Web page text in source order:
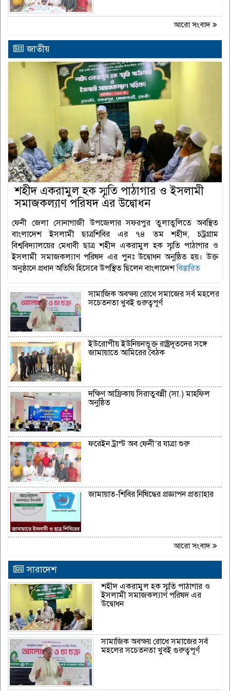
আরো সংবাদ
জাতীয়
শহীদ একরামুল হক স্মৃতি পাঠাগার ও ইসলামী
সমাজকল্যাণ পরিষদ এর উদ্বোধন
ফেনী জেলা সোনাগাজী উপজেলার সফরপুর তুলাতুলিতে অবস্থিত
বাংলাদেশ ইসলামী ছাত্রশিবির এর ৭৪ তম শহীদ, চট্রগ্রাম
বিশ্ববিদ্যালয়ের মেধাবী ছাত্র শহীদ একরামুল হক স্মৃতি পাঠাগার ও
ইসলামী সমাজকল্যাণ পরিষদ এর পুনঃ উদ্বোধন অনুষ্ঠিত হয়। উক্ত
অনুষ্ঠানে প্রধান অতিথি হিসেবে উপস্থিত ছিলেন বাংলাদেশবিস্তারিত
সামাজিক অবক্ষয় রোধে সমাজের সর্ব মহলের
সচেতনতা খুবই গুরুত্বপূর্ণ
ইউরোপীয় ইউনিয়নভুক্ত রাষ্ট্রদূতদের সঙ্গে
জামায়াতে আমিরের বৈঠক
দক্ষিণ আফ্রিকায় সিরাতুবন্নী (সা.) মাহফিল
অনুষ্ঠিত
ফরেইন ট্রাস্ট অব ফেনী’র যাত্রা শুরু
জামায়াত-শিবির নিষিদ্ধের প্রজ্ঞাপন প্রত্যাহার
আরো সংবাদ
সারাদেশ
শহীদ একরামুল হক স্মৃতি পাঠাগার ও
ইসলামী সমাজকল্যাণ পরিষদ এর
উদ্বোধন
সামাজিক অবক্ষয় রোধে সমাজের সর্ব
মহলের সচেতনতা খুবই গুরুত্বপূর্ণ